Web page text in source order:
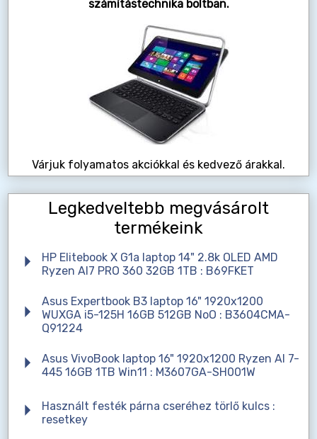
számítástechnika boltban.
Várjuk folyamatos akciókkal és kedvező árakkal.
Legkedveltebb megvásárolt
termékeink
HP Elitebook X G1a laptop 14" 2.8k OLED AMD
Ryzen AI7 PRO 360 32GB 1TB : B69FKET
Asus Expertbook B3 laptop 16" 1920x1200
WUXGA i5-125H 16GB 512GB NoO : B3604CMA-
Q91224
Asus VivoBook laptop 16" 1920x1200 Ryzen AI 7-
445 16GB 1TB Win11 : M3607GA-SH001W
Használt festék párna cseréhez törlő kulcs :
resetkey